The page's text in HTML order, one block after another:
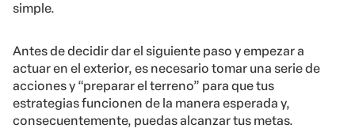
simple.
Antes de decidir dar el siguiente paso y empezar a
actuar en el exterior, es necesario tomar una serie de
acciones y “preparar el terreno” para que tus
estrategias funcionen de la manera esperada y,
consecuentemente, puedas alcanzar tus metas.